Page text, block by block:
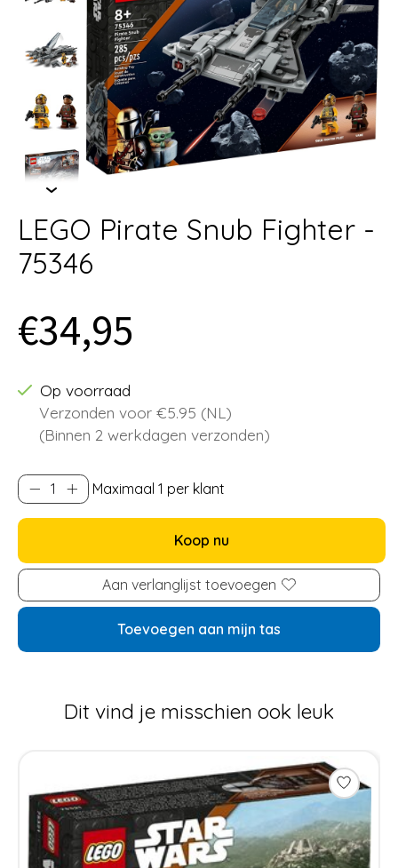
LEGO Pirate Snub Fighter -
75346
€34,95
Op voorraad
Verzonden voor €5.95 (NL)
(Binnen 2 werkdagen verzonden)
Maximaal 1 per klant
Koop nu
Aan verlanglijst toevoegen
Toevoegen aan mijn tas
Dit vind je misschien ook leuk